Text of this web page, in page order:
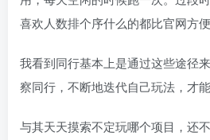
喜欢人数排个序什么的都比官网方便
我看到同行基本上是通过这些途径
察同行，不断地迭代自己玩法，才
与其天天摸索不定玩哪个项目，还